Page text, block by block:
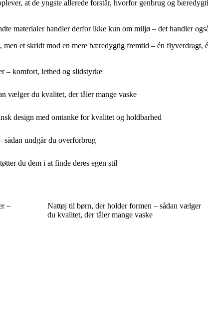
at de yngste allerede forstår, hvorfor genbrug og
materialer handler derfor ikke kun om miljø – det handler
et skridt mod en mere bæredygtig fremtid – én flyverdragt,
– komfort, lethed og slidstyrke
vælger du kvalitet, der tåler mange vaske
design med omtanke for kvalitet og holdbarhed
undgår du overforbrug
du dem i at finde deres egen stil
–
Nattøj til børn, der holder formen – sådan vælger
du kvalitet, der tåler mange vaske